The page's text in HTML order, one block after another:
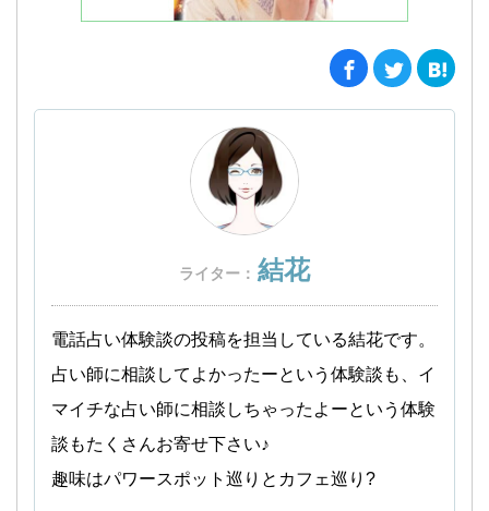
ライター： 結花
電話占い体験談の投稿を担当している結花です。
占い師に相談してよかったーという体験談も、イ
マイチな占い師に相談しちゃったよーという体験
談もたくさんお寄せ下さい♪
趣味はパワースポット巡りとカフェ巡り?